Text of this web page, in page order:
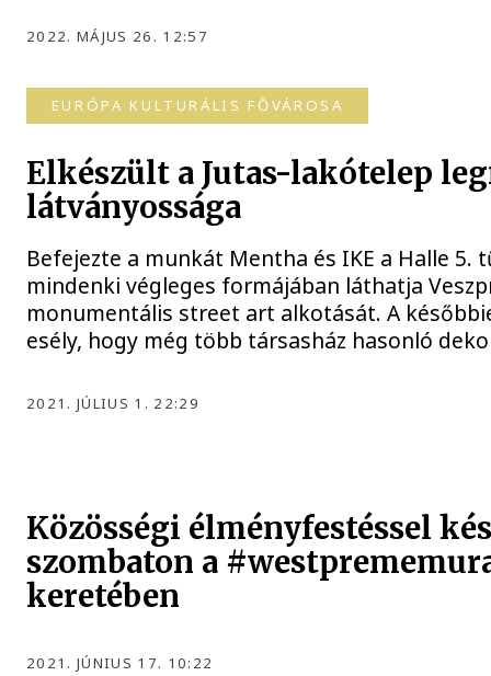
2022. MÁJUS 26. 12:57
EURÓPA KULTURÁLIS FŐVÁROSA
Elkészült a Jutas-lakótelep
látványossága
Befejezte a munkát Mentha és IKE a Halle 5.
mindenki végleges formájában láthatja
monumentális street art alkotását. A
esély, hogy még több társasház hasonló
2021. JÚLIUS 1. 22:29
Közösségi élményfestéssel
szombaton a
keretében
2021. JÚNIUS 17. 10:22